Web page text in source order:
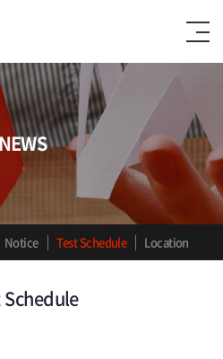
NEWS
Notice Test Schedule Location